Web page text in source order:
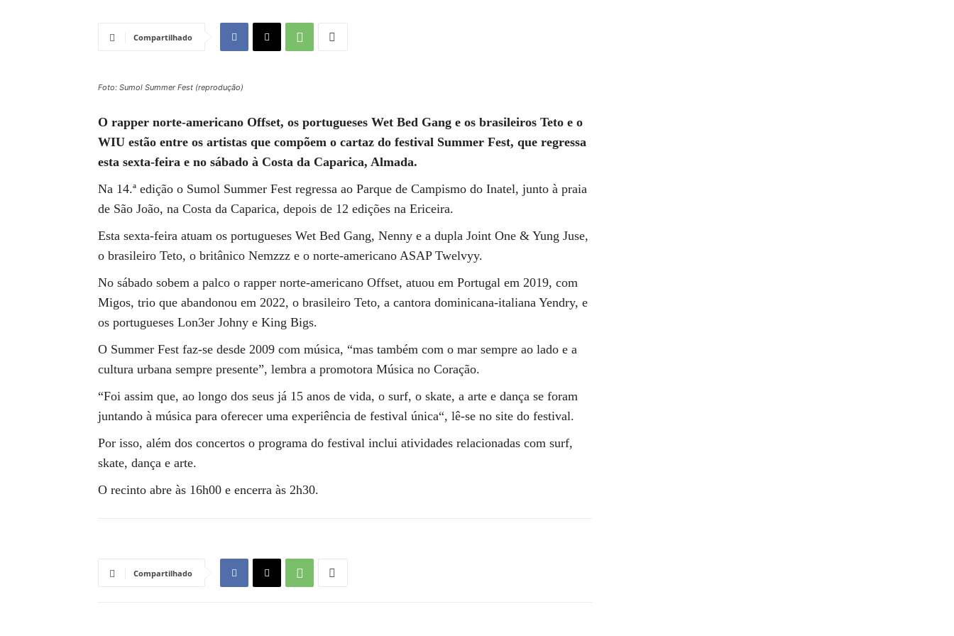
Compartilhado
Foto: Sumol Summer Fest (reprodução)
O rapper norte-americano Offset, os portugueses Wet Bed Gang e os brasileiros Teto e o
WIU estão entre os artistas que compõem o cartaz do festival Summer Fest, que regressa
esta sexta-feira e no sábado à Costa da Caparica, Almada.
Na 14.ª edição o Sumol Summer Fest regressa ao Parque de Campismo do Inatel, junto à praia
de São João, na Costa da Caparica, depois de 12 edições na Ericeira.
Esta sexta-feira atuam os portugueses Wet Bed Gang, Nenny e a dupla Joint One & Yung Juse,
o brasileiro Teto, o britânico Nemzzz e o norte-americano ASAP Twelvyy.
No sábado sobem a palco o rapper norte-americano Offset, atuou em Portugal em 2019, com
Migos, trio que abandonou em 2022, o brasileiro Teto, a cantora dominicana-italiana Yendry, e
os portugueses Lon3er Johny e King Bigs.
O Summer Fest faz-se desde 2009 com música, “mas também com o mar sempre ao lado e a
cultura urbana sempre presente”, lembra a promotora Música no Coração.
“Foi assim que, ao longo dos seus já 15 anos de vida, o surf, o skate, a arte e dança se foram
juntando à música para oferecer uma experiência de festival única“, lê-se no site do festival.
Por isso, além dos concertos o programa do festival inclui atividades relacionadas com surf,
skate, dança e arte.
O recinto abre às 16h00 e encerra às 2h30.
Compartilhado